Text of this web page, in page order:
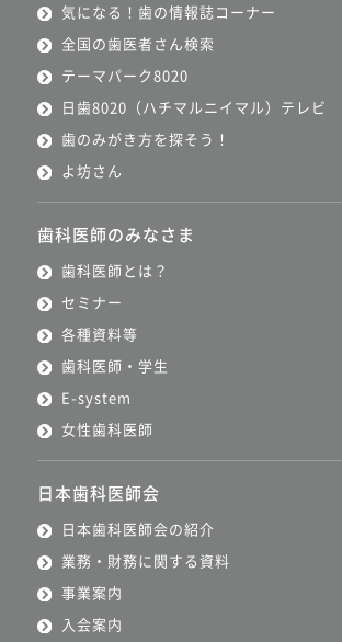
気になる！歯の情報誌コーナー
全国の歯医者さん検索
テーマパーク8020
日歯8020（ハチマルニイマル）テレビ
歯のみがき方を探そう！
よ坊さん
歯科医師のみなさま
歯科医師とは？
セミナー
各種資料等
歯科医師・学生
E-system
女性歯科医師
日本歯科医師会
日本歯科医師会の紹介
業務・財務に関する資料
事業案内
入会案内